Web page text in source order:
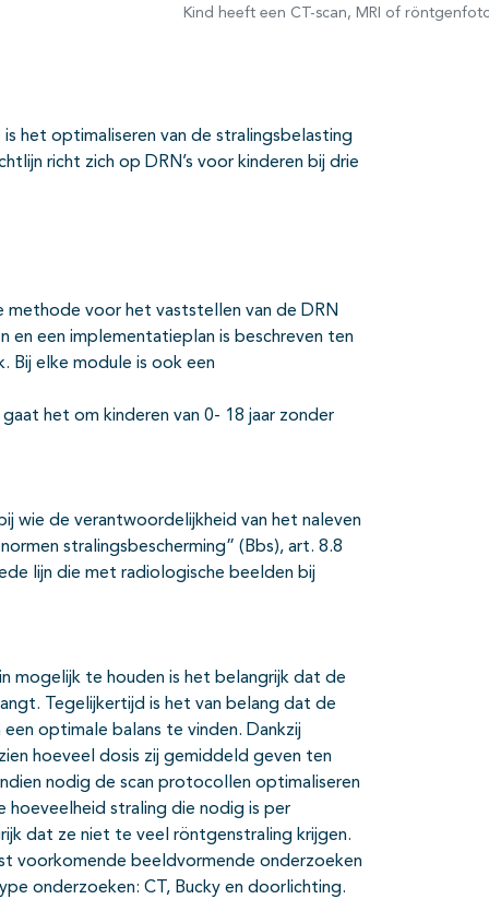
Kind heeft een CT-scan, MRI of
het optimaliseren van de stralingsbelasting
richt zich op DRN’s voor kinderen bij drie
voor het vaststellen van de DRN
en een implementatieplan is beschreven ten
Bij elke module is ook een
het om kinderen van 0- 18 jaar zonder
wie de verantwoordelijkheid van het naleven
stralingsbescherming” (Bbs), art. 8.8
lijn die met radiologische beelden bij
mogelijk te houden is het belangrijk dat de
Tegelijkertijd is het van belang dat de
optimale balans te vinden. Dankzij
hoeveel dosis zij gemiddeld geven ten
nodig de scan protocollen optimaliseren
hoeveelheid straling die nodig is per
dat ze niet te veel röntgenstraling krijgen.
voorkomende beeldvormende onderzoeken
onderzoeken: CT, Bucky en doorlichting.